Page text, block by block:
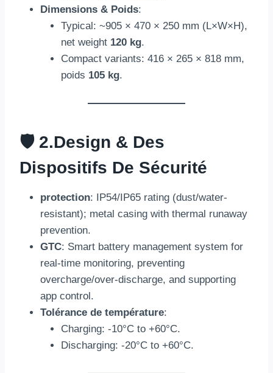
Dimensions & Poids:
Typical: ~905 × 470 × 250 mm (L×W×H),
net weight 120 kg.
Compact variants: 416 × 265 × 818 mm,
poids 105 kg.
🛡️ 2.Design & Des
Dispositifs De Sécurité
protection: IP54/IP65 rating (dust/water-
resistant); metal casing with thermal runaway
prevention.
GTC: Smart battery management system for
real-time monitoring, preventing
overcharge/over-discharge, and supporting
app control.
Tolérance de température:
Charging: -10°C to +60°C.
Discharging: -20°C to +60°C.